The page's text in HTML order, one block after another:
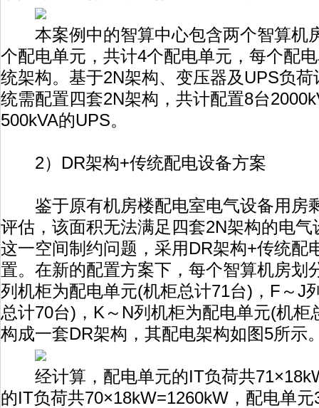
本案例中的智算中心包含两个智算机
个配电单元，共计4个配电单元，每个配
统架构。基于2N架构、变压器及UPS负
统需配置四套2N架构，共计配置8台
500kVA的UPS。
2）DR架构+传统配电设备方案
鉴于原有机房楼配电室电气设备用房
评估，该面积无法满足四套2N架构的电
这一空间制约问题，采用DR架构+传统配
置。在新的配置方案下，每个智算机房划
列机柜为配电单元(机柜总计71台)，F～J
总计70台)，K～N列机柜为配电单元(机柜
构成一套DR架构，其配电架构如图5所示
经计算，配电单元的IT负荷共
的IT负荷共70×18kW=1260kW，配电单